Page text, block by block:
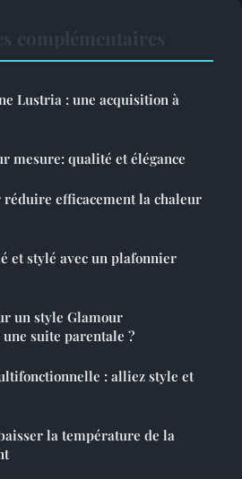
Lustria : une acquisition à
mesure: qualité et élégance
réduire efficacement la chaleur
et stylé avec un plafonnier
un style Glamour
suite parentale ?
: alliez style et
la température de la